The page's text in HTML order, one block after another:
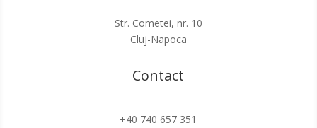
Str. Cometei, nr. 10
Cluj-Napoca
Contact
+40 740 657 351